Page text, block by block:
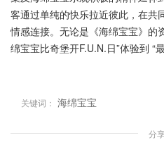
客通过单纯的快乐拉近彼此，在共
情感连接。无论是《海绵宝宝》的
绵宝宝比奇堡开F.U.N.日”体验到 “最
关键词： 海绵宝宝
分